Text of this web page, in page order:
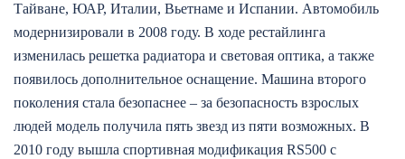
Тайване, ЮАР, Италии, Вьетнаме и Испании. Автомобиль
модернизировали в 2008 году. В ходе рестайлинга
изменилась решетка радиатора и световая оптика, а также
появилось дополнительное оснащение. Машина второго
поколения стала безопаснее – за безопасность взрослых
людей модель получила пять звезд из пяти возможных. В
2010 году вышла спортивная модификация RS500 с